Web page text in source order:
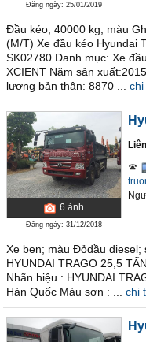
Đăng ngày: 25/01/2019
Đầu kéo; 40000 kg; màu
(M/T) Xe đầu kéo Hyundai
SK02780 Danh mục: Xe
XCIENT Năm sản
lượng bản thân: 8870 ...
chi
6 ảnh
Đăng ngày: 31/12/2018
Xe ben; màu Đỏdầu
HYUNDAI TRAGO 25,5
Nhãn hiệu : HYUNDAI
Hàn Quốc Màu sơn : ...
chi